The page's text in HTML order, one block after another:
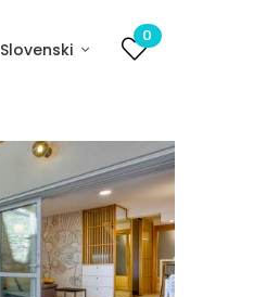
Slovenski
0